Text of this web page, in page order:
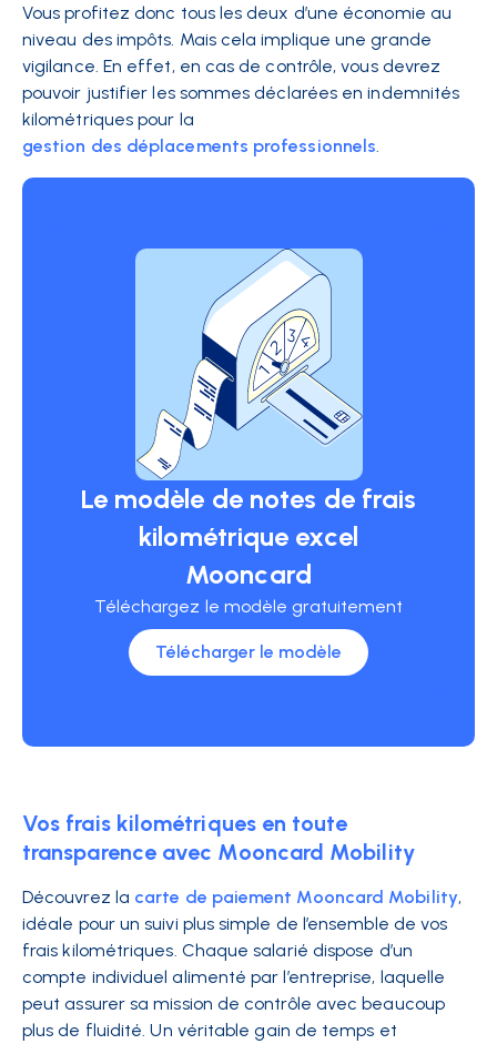
Vous profitez donc tous les deux d’une économie au
niveau des impôts. Mais cela implique une grande
vigilance. En effet, en cas de contrôle, vous devrez
pouvoir justifier les sommes déclarées en indemnités
kilométriques pour la
gestion des déplacements professionnels.
Le modèle de notes de frais
kilométrique excel
Mooncard
Téléchargez le modèle gratuitement
Télécharger le modèle
Vos frais kilométriques en toute
transparence avec Mooncard Mobility
Découvrez la carte de paiement Mooncard Mobility,
idéale pour un suivi plus simple de l’ensemble de vos
frais kilométriques. Chaque salarié dispose d’un
compte individuel alimenté par l’entreprise, laquelle
peut assurer sa mission de contrôle avec beaucoup
plus de fluidité. Un véritable gain de temps et